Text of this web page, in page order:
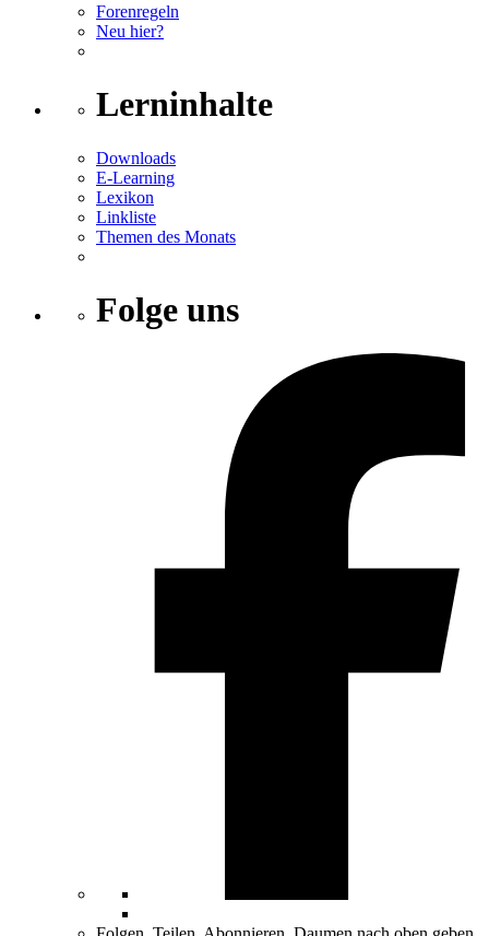
Forenregeln
Neu hier?
Lerninhalte
Downloads
E-Learning
Lexikon
Linkliste
Themen des Monats
Folge uns